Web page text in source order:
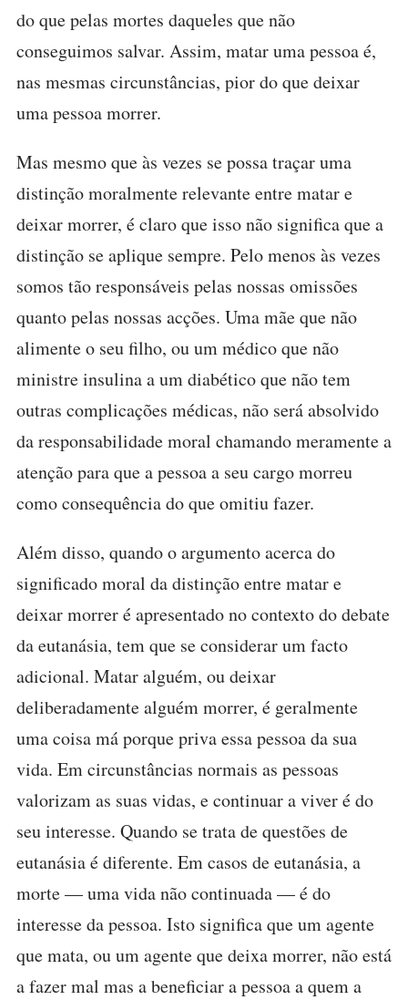
do que pelas mortes daqueles que não
conseguimos salvar. Assim, matar uma pessoa é,
nas mesmas circunstâncias, pior do que deixar
uma pessoa morrer.
Mas mesmo que às vezes se possa traçar uma
distinção moralmente relevante entre matar e
deixar morrer, é claro que isso não significa que a
distinção se aplique sempre. Pelo menos às vezes
somos tão responsáveis pelas nossas omissões
quanto pelas nossas acções. Uma mãe que não
alimente o seu filho, ou um médico que não
ministre insulina a um diabético que não tem
outras complicações médicas, não será absolvido
da responsabilidade moral chamando meramente a
atenção para que a pessoa a seu cargo morreu
como consequência do que omitiu fazer.
Além disso, quando o argumento acerca do
significado moral da distinção entre matar e
deixar morrer é apresentado no contexto do debate
da eutanásia, tem que se considerar um facto
adicional. Matar alguém, ou deixar
deliberadamente alguém morrer, é geralmente
uma coisa má porque priva essa pessoa da sua
vida. Em circunstâncias normais as pessoas
valorizam as suas vidas, e continuar a viver é do
seu interesse. Quando se trata de questões de
eutanásia é diferente. Em casos de eutanásia, a
morte — uma vida não continuada — é do
interesse da pessoa. Isto significa que um agente
que mata, ou um agente que deixa morrer, não está
a fazer mal mas a beneficiar a pessoa a quem a